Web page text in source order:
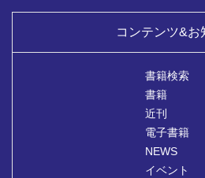
コンテンツ&お
書籍検索
書籍
近刊
電子書籍
NEWS
イベント